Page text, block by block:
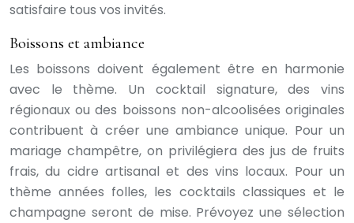
satisfaire tous vos invités.
Boissons et ambiance
Les boissons doivent également être en harmonie
avec le thème. Un cocktail signature, des vins
régionaux ou des boissons non-alcoolisées originales
contribuent à créer une ambiance unique. Pour un
mariage champêtre, on privilégiera des jus de fruits
frais, du cidre artisanal et des vins locaux. Pour un
thème années folles, les cocktails classiques et le
champagne seront de mise. Prévoyez une sélection